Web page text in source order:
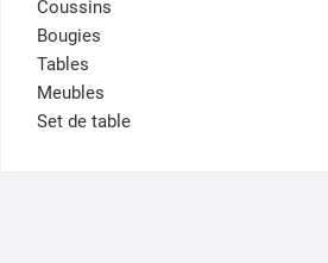
Coussins
Bougies
Tables
Meubles
Set de table